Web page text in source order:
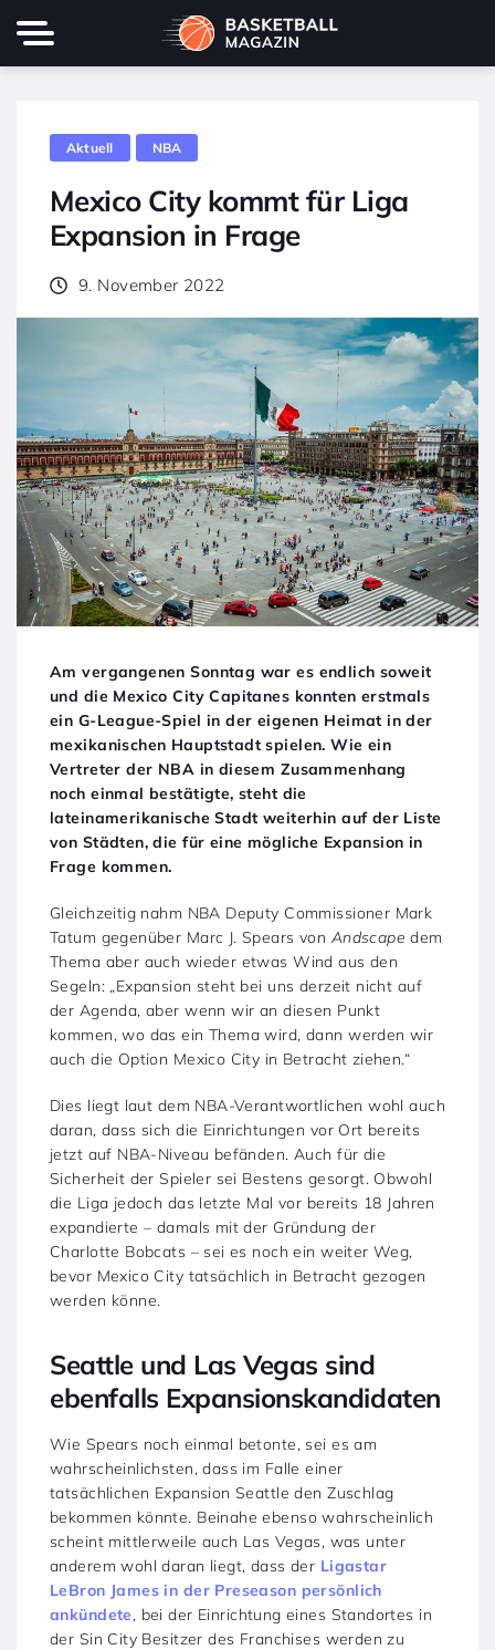
Aktuell NBA
Mexico City kommt für Liga
Expansion in Frage
9. November 2022
Am vergangenen Sonntag war es endlich soweit
und die Mexico City Capitanes konnten erstmals
ein G-League-Spiel in der eigenen Heimat in der
mexikanischen Hauptstadt spielen. Wie ein
Vertreter der NBA in diesem Zusammenhang
noch einmal bestätigte, steht die
lateinamerikanische Stadt weiterhin auf der Liste
von Städten, die für eine mögliche Expansion in
Frage kommen.
Gleichzeitig nahm NBA Deputy Commissioner Mark
Tatum gegenüber Marc J. Spears von Andscapedem
Thema aber auch wieder etwas Wind aus den
Segeln: „Expansion steht bei uns derzeit nicht auf
der Agenda, aber wenn wir an diesen Punkt
kommen, wo das ein Thema wird, dann werden wir
auch die Option Mexico City in Betracht ziehen.“
Dies liegt laut dem NBA-Verantwortlichen wohl auch
daran, dass sich die Einrichtungen vor Ort bereits
jetzt auf NBA-Niveau befänden. Auch für die
Sicherheit der Spieler sei Bestens gesorgt. Obwohl
die Liga jedoch das letzte Mal vor bereits 18 Jahren
expandierte – damals mit der Gründung der
Charlotte Bobcats – sei es noch ein weiter Weg,
bevor Mexico City tatsächlich in Betracht gezogen
werden könne.
Seattle und Las Vegas sind
ebenfalls Expansionskandidaten
Wie Spears noch einmal betonte, sei es am
wahrscheinlichsten, dass im Falle einer
tatsächlichen Expansion Seattle den Zuschlag
bekommen könnte. Beinahe ebenso wahrscheinlich
scheint mittlerweile auch Las Vegas, was unter
anderem wohl daran liegt, dass der Ligastar
LeBron James in der Preseason persönlich
ankündete, bei der Einrichtung eines Standortes in
der Sin City Besitzer des Franchises werden zu